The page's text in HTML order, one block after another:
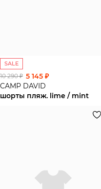
SALE
10 290 ₽ 5 145 ₽
CAMP DAVID
шорты пляж. lime / mint